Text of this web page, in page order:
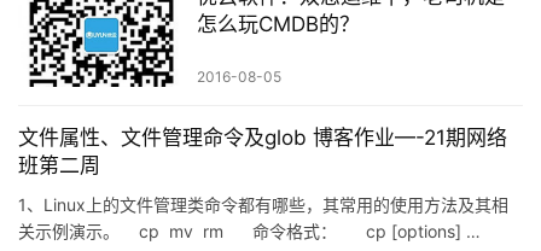
怎么玩CMDB的？
2016-08-05
文件属性、文件管理命令及glob 博客作业—-21期网络
班第二周
1、Linux上的文件管理类命令都有哪些，其常用的使用方法及其相
关示例演示。 cp mv rm 命令格式： cp [options] …